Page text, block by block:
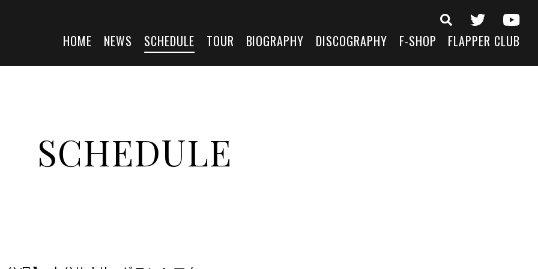
HOME NEWS SCHEDULE TOUR BIOGRAPHY DISCOGRAPHY F-SHOP FLAPPER CLUB
SCHEDULE